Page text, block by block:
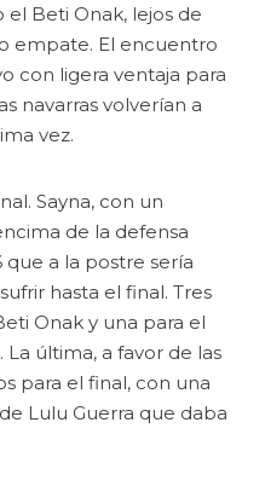
Beti Onak, lejos de
empate. El encuentro
con ligera ventaja para
navarras volverían a
vez.
Sayna, con un
de la defensa
que a la postre sería
hasta el final. Tres
Onak y una para el
La última, a favor de las
para el final, con una
Lulu Guerra que daba